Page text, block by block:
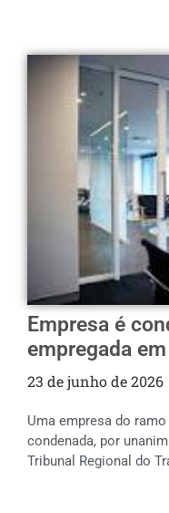
Empresa é
empregada
23 de junho de 2026
Uma empresa do
condenada, por
Tribunal Regional do